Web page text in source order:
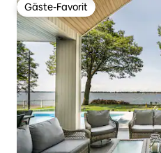
Gäste-Favorit
Gäste-Favorit